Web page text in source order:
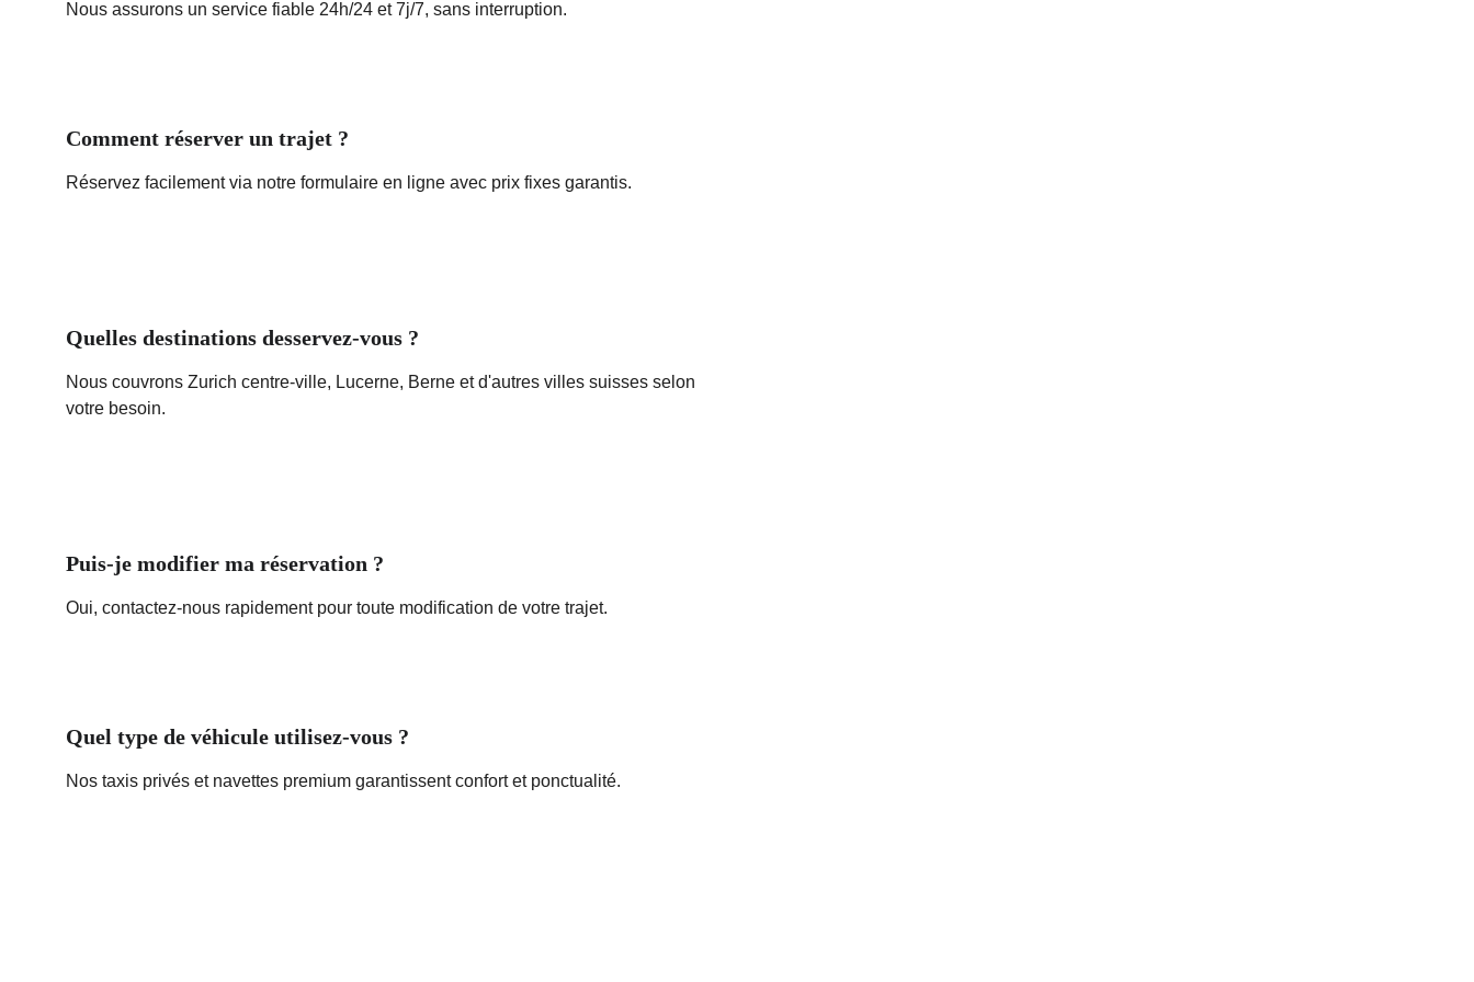
Nous assurons un service fiable 24h/24 et 7j/7, sans interruption.
Comment réserver un trajet ?
Réservez facilement via notre formulaire en ligne avec prix fixes garantis.
Quelles destinations desservez-vous ?
Nous couvrons Zurich centre-ville, Lucerne, Berne et d'autres villes suisses selon
votre besoin.
Puis-je modifier ma réservation ?
Oui, contactez-nous rapidement pour toute modification de votre trajet.
Quel type de véhicule utilisez-vous ?
Nos taxis privés et navettes premium garantissent confort et ponctualité.